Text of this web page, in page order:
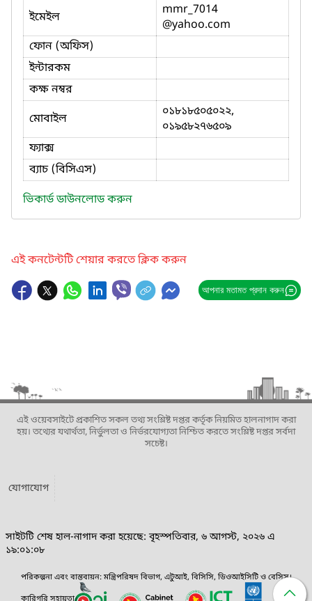
ইমেইল
mmr_7014
@yahoo.com
ফোন (অফিস)
ইন্টারকম
কক্ষ নম্বর
মোবাইল
০১৮১৮৫০৫০২২,
০১৯৫৮২৭৬৫০৯
ফ্যাক্স
ব্যাচ (বিসিএস)
ভিকার্ড ডাউনলোড করুন
এই কনটেন্টটি শেয়ার করতে ক্লিক করুন
আপনার মতামত প্রদান করুন
এই ওয়েবসাইটে প্রকাশিত সকল তথ্য সংশ্লিষ্ট দপ্তর কর্তৃক নিয়মিত হালনাগাদ করা
হয়। তথ্যের যথার্থতা, নির্ভুলতা ও নির্ভরযোগ্যতা নিশ্চিত করতে সংশ্লিষ্ট দপ্তর সর্বদা
সচেষ্ট।
যোগাযোগ
সাইটটি শেষ হাল-নাগাদ করা হয়েছে: বৃহস্পতিবার, ৬ আগস্ট, ২০২৬ এ
১৯:০১:০৮
পরিকল্পনা এবং বাস্তবায়ন: মন্ত্রিপরিষদ বিভাগ, এটুআই, বিসিসি, ডিওআইসিটি ও বেসিস।